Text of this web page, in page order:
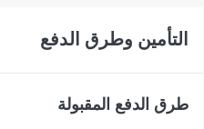
التأمين وطرق الدفع
طرق الدفع المقبولة